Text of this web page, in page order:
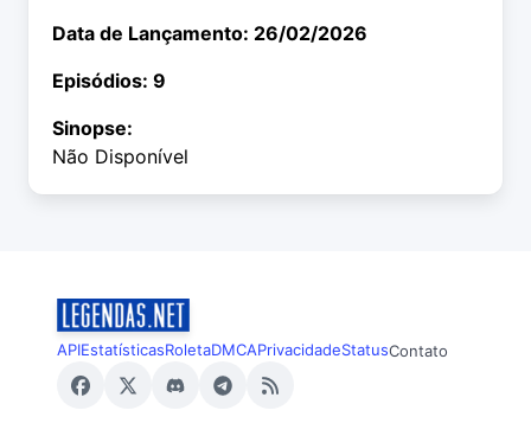
Data de Lançamento: 26/02/2026
Episódios: 9
Sinopse:
Não Disponível
APIEstatísticasRoletaDMCAPrivacidadeStatusContato